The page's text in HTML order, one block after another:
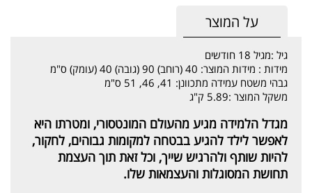
על המוצר
גיל :מגיל 18 חודשים
מידות : מידות המוצר: 40 (רוחב) 90 (גובה) 40 (עומק) ס"מ
גבהי משטח עמידה מתכוונן: 41, 46, 51 ס"מ
משקל המוצר :5.89 ק"ג
מגדל הלמידה מגיע מהעולם המונטסורי, ומטרתו היא
לאפשר לילד להגיע בבטחה למקומות גבוהים, לחקור,
להיות שותף ולהרגיש שייך, וכל זאת תוך העצמת
תחושת המסוגלות והעצמאות שלו.